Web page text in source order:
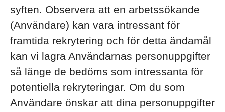
syften. Observera att en arbetssökande
(Användare) kan vara intressant för
framtida rekrytering och för detta ändamål
kan vi lagra Användarnas personuppgifter
så länge de bedöms som intressanta för
potentiella rekryteringar. Om du som
Användare önskar att dina personuppgifter